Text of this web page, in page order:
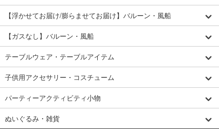
【浮かせてお届け/膨らませてお届け】バルーン・風船
【ガスなし】バルーン・風船
テーブルウェア・テーブルアイテム
子供用アクセサリー・コスチューム
パーティーアクティビティ小物
ぬいぐるみ・雑貨